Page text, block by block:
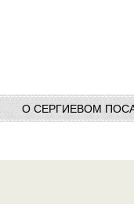
О СЕРГИЕВОМ